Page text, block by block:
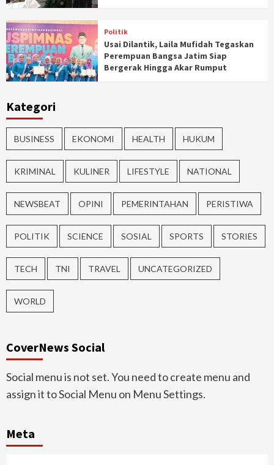
Politik
Usai Dilantik, Laila Mufidah Tegaskan
Perempuan Bangsa Jatim Siap
Bergerak Hingga Akar Rumput
Kategori
BUSINESS EKONOMI HEALTH HUKUM
KRIMINAL KULINER LIFESTYLE NATIONAL
NEWSBEAT OPINI PEMERINTAHAN PERISTIWA
POLITIK SCIENCE SOSIAL SPORTS STORIES
TECH TNI TRAVEL UNCATEGORIZED
WORLD
CoverNews Social
Social menu is not set. You need to create menu and
assign it to Social Menu on Menu Settings.
Meta